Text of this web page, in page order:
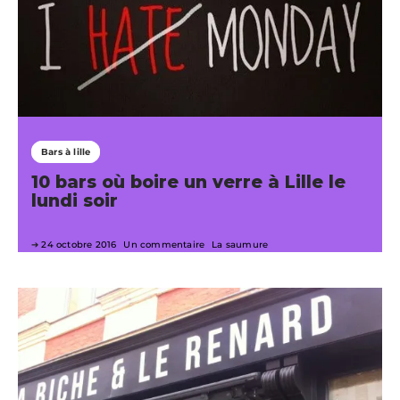
Bars à lille
10 bars où boire un verre à Lille le
lundi soir
24 octobre 2016 Un commentaire La saumure